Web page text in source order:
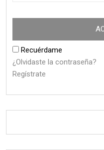
Recuérdame
¿Olvidaste la contraseña?
Regístrate